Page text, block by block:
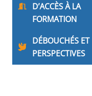
D’ACCÈS À LA
FORMATION
DÉBOUCHÉS ET
PERSPECTIVES